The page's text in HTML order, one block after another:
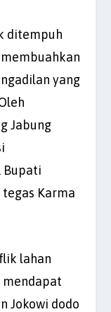
ditempuh
yang
Jabung
Bupati
Karma
lahan
mendapat
Jokowi dodo